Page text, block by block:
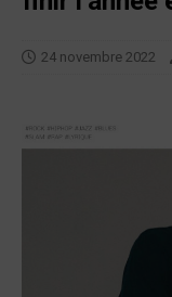
24 novembre 2022